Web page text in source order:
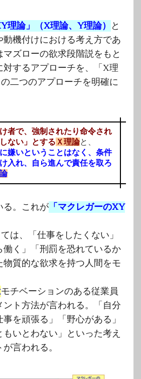
理論」（X理論、Y理論）
と
動機付けにおける考え方であ
ズローの欲求段階説をもと
対するアプローチを、「X理
二つのアプローチを明確に
者で、強制されたり命令され
ない」とする Ｘ理論と、
嫌いということはなく、条件
入れ、自ら進んで責任を取ろ
る。これが 「マクレガーのXY
は、「仕事をしたくない」
働く」「刑罰を恐れているか
物質的な欲求を持つ人間をモ
モチベーションのある従業員
ント方法が言われる。「自分
を頑張る」「野心がある」
もいとわない」といった考え
言われる。